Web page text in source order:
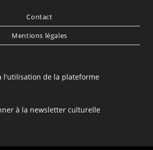
Contact
Mentions légales
l'utilisation de la plateforme
à la newsletter culturelle